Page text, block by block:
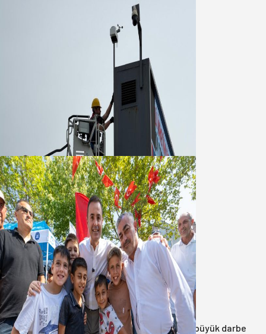
Büyükşehir Çevresel İzleme Ağını
Bandırma ile Güçlendirdi
05 Ağustos 2026
Akın: Benim derdim memlekete
hizmet hemşerim!
05 Ağustos 2026
Anasayfa/3.Sayfa Balıkesir’de uyuşturucuya büyük darbe